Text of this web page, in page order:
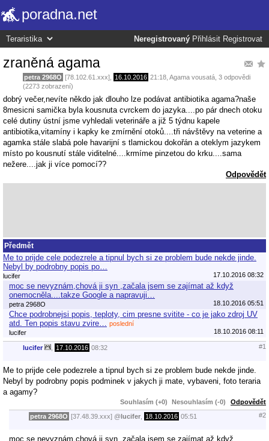
poradna.net
Neregistrovaný Přihlásit Registrovat
zraněná agama
petra 2968O [78.102.61.xxx], 16.10.2016 21:18 Agama vousatá , 3 odpovědi
(2273 zobrazení)
dobrý večer,nevíte někdo jak dlouho lze podávat antibiotika agama?naše
8mesicni samička byla kousnuta cvrckem do jazyka....po pár dnech otoku
celé dutiny ústní jsme vyhledali veterináře a již 5 týdnu kapele
antibiotika,vitamíny i kapky ke zmírnění otoků....tři návštěvy na veterine a
agamka stále slabá pole havarijní s tlamickou dokořán a oteklym jazykem
místo po kousnutí stále viditelné....krmíme pinzetou do krku....sama
nežere....jak ji více pomocí??
Odpovědět
Předmět
Me to prijde cele podezrele a tipnul bych si ze problem bude nekde jinde.
Nebyl by podrobny popis po…
lucifer 17.10.2016 08:32
moc se nevyznám,chová ji syn ,začala jsem se zajímat až když
onemocněla....takze Google a napravuji…
petra 2968O 18.10.2016 05:51
Chce podrobnejsi popis, teploty, cim presne svitite - co je jako zdroj UV
atd. Ten popis stavu zvire…
poslední
lucifer
18.10.2016 08:11
lucifer 17.10.2016 08:32 #1
Me to prijde cele podezrele a tipnul bych si ze problem bude nekde jinde.
Nebyl by podrobny popis podminek v jakych ji mate, vybaveni, foto teraria
a agamy?
Souhlasím (+0) Nesouhlasím (-0) Odpovědět
petra 2968O [37.48.39.xxx] @lucifer 18.10.2016 05:51 #2
moc se nevyznám,chová ji syn ,začala jsem se zajímat až když